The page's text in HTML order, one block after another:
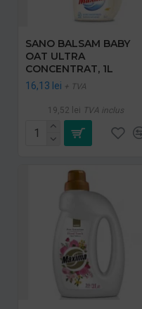
SANO BALSAM BABY
OAT ULTRA
CONCENTRAT, 1L
16,13 lei + TVA
19,52 lei TVA inclus